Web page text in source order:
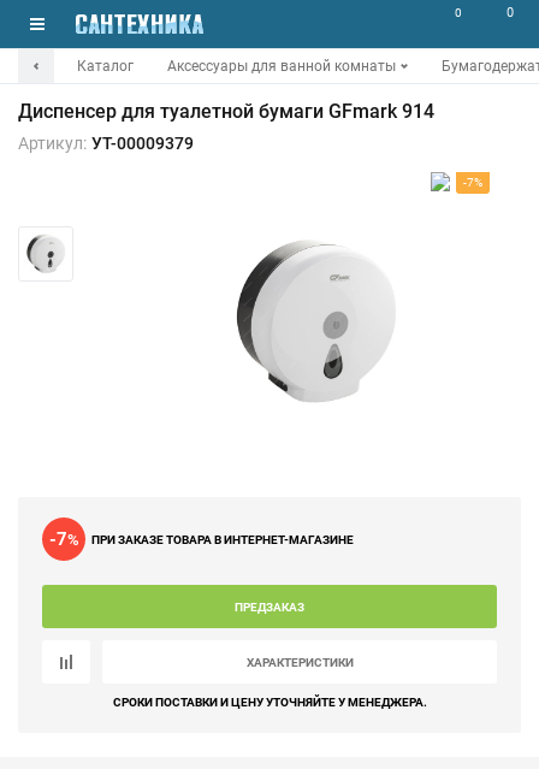
0 0
Каталог Аксессуары для ванной комнаты
Диспенсер для туалетной бумаги GFmark 914
Артикул: УТ-00009379
-7%
-7% ПРИ ЗАКАЗЕ ТОВАРА В ИНТЕРНЕТ-МАГАЗИНЕ
ПРЕДЗАКАЗ
ХАРАКТЕРИСТИКИ
СРОКИ ПОСТАВКИ И ЦЕНУ УТОЧНЯЙТЕ У МЕНЕДЖЕРА.